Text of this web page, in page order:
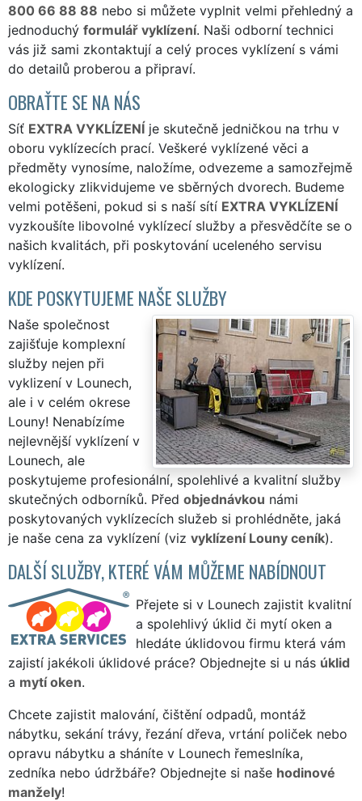
800 66 88 88 nebo si můžete vyplnit velmi přehledný a
jednoduchý formulář vyklízení. Naši odborní technici
vás již sami zkontaktují a celý proces vyklízení s vámi
do detailů proberou a připraví.
OBRAŤTE SE NA NÁS
Síť EXTRA VYKLÍZENÍ je skutečně jedničkou na trhu v
oboru vyklízecích prací. Veškeré vyklízené věci a
předměty vynosíme, naložíme, odvezeme a samozřejmě
ekologicky zlikvidujeme ve sběrných dvorech. Budeme
velmi potěšeni, pokud si s naší sítí EXTRA VYKLÍZENÍ
vyzkoušíte libovolné vyklízecí služby a přesvědčíte se o
našich kvalitách, při poskytování uceleného servisu
vyklízení.
KDE POSKYTUJEME NAŠE SLUŽBY
Naše společnost
zajišťuje komplexní
služby nejen při
vyklizení v Lounech,
ale i v celém okrese
Louny! Nenabízíme
nejlevnější vyklízení v
Lounech, ale
poskytujeme profesionální, spolehlivé a kvalitní služby
skutečných odborníků. Před objednávkou námi
poskytovaných vyklízecích služeb si prohlédněte, jaká
je naše cena za vyklízení (viz vyklízení Louny ceník).
DALŠÍ SLUŽBY, KTERÉ VÁM MŮŽEME NABÍDNOUT
Přejete si v Lounech zajistit kvalitní
a spolehlivý úklid či mytí oken a
hledáte úklidovou firmu která vám
zajistí jakékoli úklidové práce? Objednejte si u nás úklid
a mytí oken.
Chcete zajistit malování, čištění odpadů, montáž
nábytku, sekání trávy, řezání dřeva, vrtání poliček nebo
opravu nábytku a sháníte v Lounech řemeslníka,
zedníka nebo údržbáře? Objednejte si naše hodinové
manžely!